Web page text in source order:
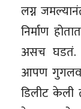
लग्न
निर्माण
असच घडतं.
आपण गुगलवर
डिलीट केली